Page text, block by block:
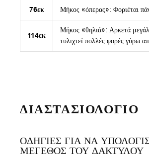
76εκ Μήκος «όπερας»: Φοριέται
114εκ
Μήκος «θηλιά»: Αρκετά
τυλιχτεί πολλές φορές γύρω
ΔΙΑΣΤΑΣΙΟΛΟΓΙΟ
ΟΔΗΓΙΕΣ ΓΙΑ ΝΑ
ΜΕΓΕΘΟΣ ΤΟΥ ΔΑΚΤΥΛΟΥ